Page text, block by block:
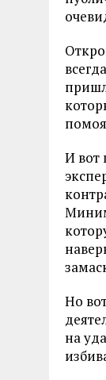
И вот
Но
на